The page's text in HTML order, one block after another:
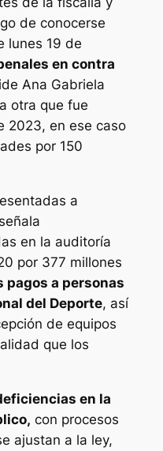
de conocerse
lunes 19 de
en contra
Ana Gabriela
otra que fue
2023, en ese caso
por 150
a
en la auditoría
por 377 millones
pagos a personas
del Deporte, así
de equipos
que los
en la
con procesos
ajustan a la ley,